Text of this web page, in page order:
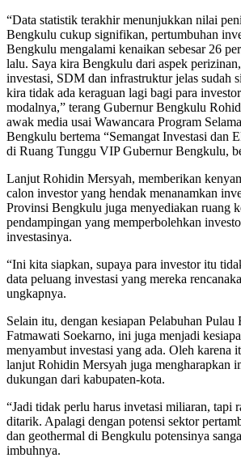
“Data statistik terakhir menunjukkan nilai
Bengkulu cukup signifikan, pertumbuhan
Bengkulu mengalami kenaikan sebesar 26
lalu. Saya kira Bengkulu dari aspek
investasi, SDM dan infrastruktur jelas sudah
kira tidak ada keraguan lagi bagi para
modalnya,” terang Gubernur Bengkulu
awak media usai Wawancara Program
Bengkulu bertema “Semangat Investasi dan
di Ruang Tunggu VIP Gubernur Bengkulu,
Lanjut Rohidin Mersyah, memberikan
calon investor yang hendak menanamkan
Provinsi Bengkulu juga menyediakan ruang
pendampingan yang memperbolehkan
investasinya.
“Ini kita siapkan, supaya para investor itu
data peluang investasi yang mereka
ungkapnya.
Selain itu, dengan kesiapan Pelabuhan Pulau
Fatmawati Soekarno, ini juga menjadi
menyambut investasi yang ada. Oleh karena
lanjut Rohidin Mersyah juga mengharapkan
dukungan dari kabupaten-kota.
“Jadi tidak perlu harus invetasi miliaran, tapi
ditarik. Apalagi dengan potensi sektor
dan geothermal di Bengkulu potensinya
imbuhnya.